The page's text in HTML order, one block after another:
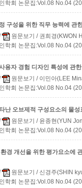
학회 논문집:Vol.08 No.04
구성을 위한 직무 능력에 관
원문보기 / 권희경(KWON
학회 논문집:Vol.08 No.04
용자 경험 디자인 특성에 관
원문보기 / 이민아(LEE
학회 논문집:Vol.08 No.04
난 오브제적 구성요소의 물성
원문보기 / 윤종현(YUN
학회 논문집:Vol.08 No.04
경 개선을 위한 평가요소에
원문보기 / 신경주(SHIN
학회 논문집:Vol.08 No.04